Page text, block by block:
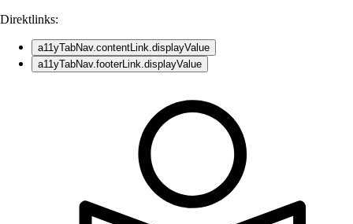
Direktlinks:
a11yTabNav.contentLink.displayValue
a11yTabNav.footerLink.displayValue